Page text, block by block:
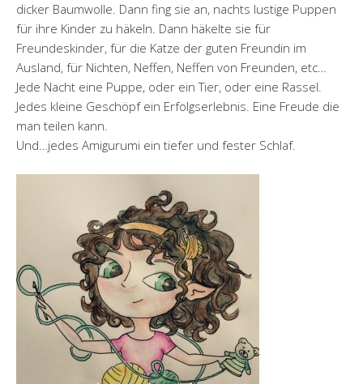
dicker Baumwolle. Dann fing sie an, nachts lustige Puppen
für ihre Kinder zu häkeln. Dann häkelte sie für
Freundeskinder, für die Katze der guten Freundin im
Ausland, für Nichten, Neffen, Neffen von Freunden, etc…
Jede Nacht eine Puppe, oder ein Tier, oder eine Rassel.
Jedes kleine Geschöpf ein Erfolgserlebnis. Eine Freude die
man teilen kann.
Und…jedes Amigurumi ein tiefer und fester Schlaf.